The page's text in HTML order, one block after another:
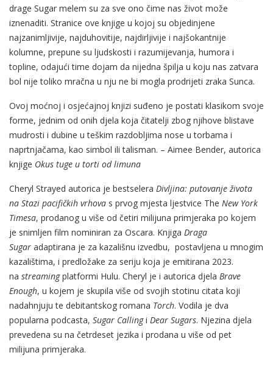
drage Sugar melem su za sve ono čime nas život može
iznenaditi. Stranice ove knjige u kojoj su objedinjene
najzanimljivije, najduhovitije, najdirljivije i najšokantnije
kolumne, prepune su ljudskosti i razumijevanja, humora i
topline, odajući time dojam da nijedna špilja u koju nas zatvara
bol nije toliko mračna u nju ne bi mogla prodrijeti zraka Sunca.
Ovoj moćnoj i osjećajnoj knjizi suđeno je postati klasikom svoje
forme, jednim od onih djela koja čitatelji zbog njihove blistave
mudrosti i dubine u teškim razdobljima nose u torbama i
naprtnjačama, kao simbol ili talisman. – Aimee Bender, autorica
knjige Okus tuge u torti od limuna
Cheryl Strayed autorica je bestselera Divljina: putovanje života
na Stazi pacifičkih vrhova s prvog mjesta ljestvice The New York
Timesa, prodanog u više od četiri milijuna primjeraka po kojem
je snimljen film nominiran za Oscara. Knjiga Draga
Sugar adaptirana je za kazališnu izvedbu, postavljena u mnogim
kazalištima, i predložake za seriju koja je emitirana 2023.
na streamingplatformi Hulu. Cheryl je i autorica djela Brave
Enough, u kojem je skupila više od svojih stotinu citata koji
nadahnjuju te debitantskog romana Torch. Vodila je dva
popularna podcasta, Sugar Callingi Dear Sugars. Njezina djela
prevedena su na četrdeset jezika i prodana u više od pet
milijuna primjeraka.